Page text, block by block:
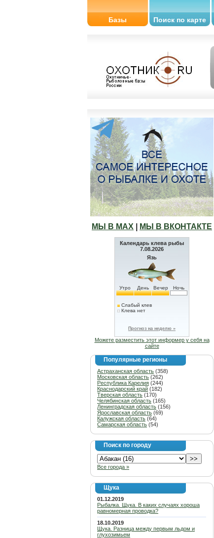
Базы Поиск по карте
МЫ В МАХ МЫ В ВКОНТАКТЕ
Календарь клева рыбы
7.08.2026
Язь
Утро День Вечер Ночь
Слабый клев
Клева нет
Прогноз на неделю »
Можете разместить этот информер у себя на
сайте
Популярные регионы
Астраханская область (358)
Московская область (262)
Республика Карелия (244)
Краснодарский край (182)
Тверская область (170)
Челябинская область (165)
Ленинградская область (156)
Ярославская область (69)
Калужская область (64)
Самарская область (54)
Поиск по городу
Все города »
Щука
01.12.2019
Рыбалка. Щука. В каких случаях хороша
равномерная проводка?
18.10.2019
Щука. Разница между первым льдом и
глухозимьем